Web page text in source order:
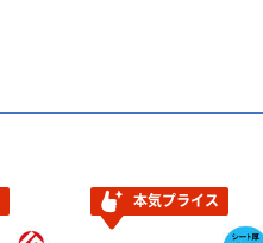
本気プライス